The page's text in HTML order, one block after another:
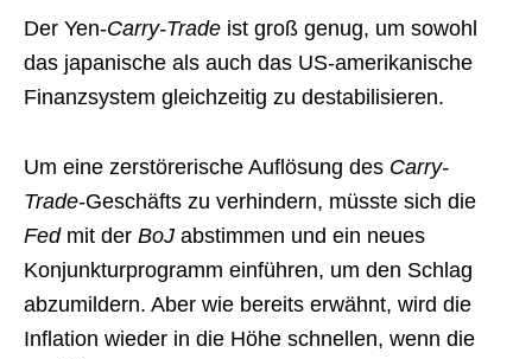
Der Yen-Carry-Trade ist groß genug, um sowohl
das japanische als auch das US-amerikanische
Finanzsystem gleichzeitig zu destabilisieren.
Um eine zerstörerische Auflösung des Carry-
Trade-Geschäfts zu verhindern, müsste sich die
Fedmit der BoJ abstimmen und ein neues
Konjunkturprogramm einführen, um den Schlag
abzumildern. Aber wie bereits erwähnt, wird die
Inflation wieder in die Höhe schnellen, wenn die